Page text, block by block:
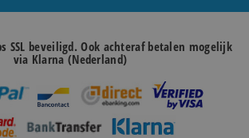
SSL beveiligd. Ook achteraf betalen mogelijk
via Klarna (Nederland)